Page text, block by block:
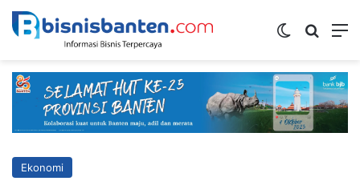
Switch skin
Ekonomi